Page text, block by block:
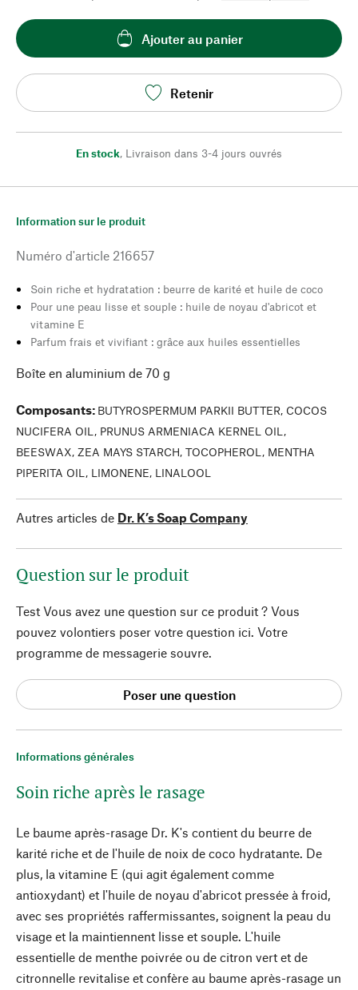
Ajouter au panier
Retenir
En stock, Livraison dans 3-4 jours ouvrés
Informations générales
Soin riche après le rasage
Le baume après-rasage Dr. K's contient du beurre de
karité riche et de l'huile de noix de coco hydratante. De
plus, la vitamine E (qui agit également comme
antioxydant) et l'huile de noyau d'abricot pressée à froid,
avec ses propriétés raffermissantes, soignent la peau du
visage et la maintiennent lisse et souple. L'huile
essentielle de menthe poivrée ou de citron vert et de
citronnelle revitalise et confère au baume après-rasage un
Information sur le produit
Numéro d'article 216657
Soin riche et hydratation : beurre de karité et huile de coco
Pour une peau lisse et souple : huile de noyau d'abricot et
vitamine E
Parfum frais et vivifiant : grâce aux huiles essentielles
Boîte en aluminium de 70 g
Composants: BUTYROSPERMUM PARKII BUTTER, COCOS
NUCIFERA OIL, PRUNUS ARMENIACA KERNEL OIL,
BEESWAX, ZEA MAYS STARCH, TOCOPHEROL, MENTHA
PIPERITA OIL, LIMONENE, LINALOOL
Autres articles de Dr. K’s Soap Company
Question sur le produit
Test Vous avez une question sur ce produit ? Vous
pouvez volontiers poser votre question ici. Votre
programme de messagerie souvre.
Poser une question